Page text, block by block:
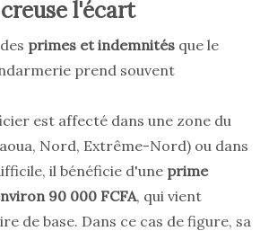
l'écart
primes et indemnités que le
prend souvent
est affecté dans une zone du
Nord, Extrême-Nord) ou dans
il bénéficie d'une prime
90 000 FCFA, qui vient
de base. Dans ce cas de figure, sa